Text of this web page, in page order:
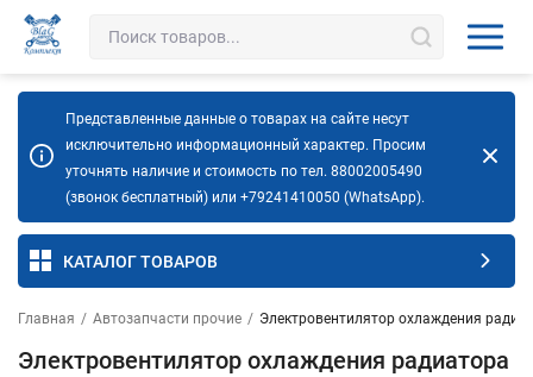
Представленные данные о товарах на сайте несут
исключительно информационный характер. Просим
уточнять наличие и стоимость по тел. 88002005490
(звонок бесплатный) или +79241410050 (WhatsApp).
КАТАЛОГ ТОВАРОВ
Главная / Автозапчасти прочие / Электровентилятор охлаждения
Электровентилятор охлаждения радиатора